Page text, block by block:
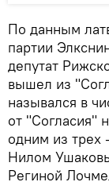
По данным
партии
депутат
вышел из
назывался в
от "Согласия"
одним из трех
Нилом
Региной